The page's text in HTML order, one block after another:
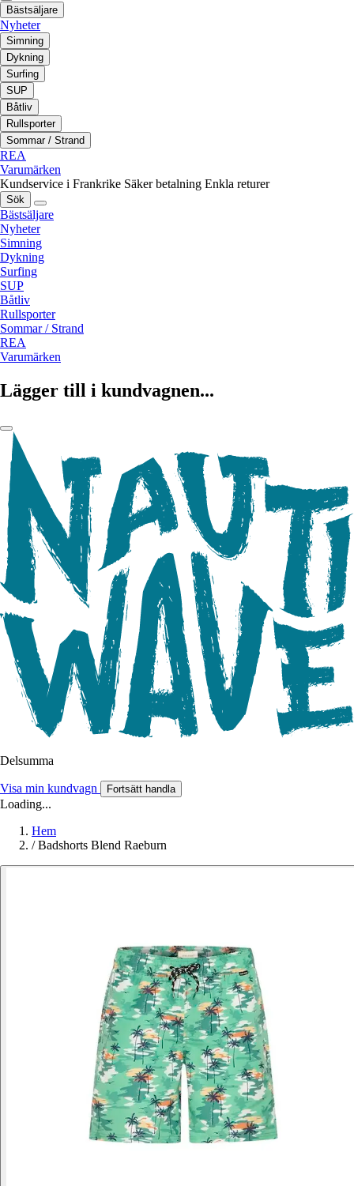
Bästsäljare
Nyheter
Simning
Dykning
Surfing
SUP
Båtliv
Rullsporter
Sommar / Strand
REA
Varumärken
Kundservice i Frankrike Säker betalning Enkla returer
Sök
Bästsäljare
Nyheter
Simning
Dykning
Surfing
SUP
Båtliv
Rullsporter
Sommar / Strand
REA
Varumärken
Lägger till i kundvagnen...
Delsumma
Visa min kundvagn Fortsätt handla
Loading...
Hem
/ Badshorts Blend Raeburn